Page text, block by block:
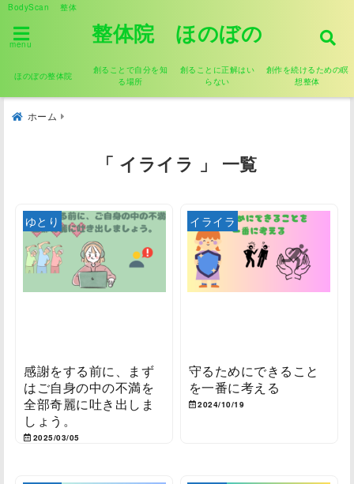
BodyScan 整体
menu 整体院 ほのぼの
ほのぼの整体院
創ることで自分を知
る場所
創ることに正解はい
らない
創作を続けるための瞑
想整体
ホーム
「 イライラ 」 一覧
ゆとり
感謝をする前に、まず
はご自身の中の不満を
全部奇麗に吐き出しま
しょう。
2025/03/05
イライラ
守るためにできること
を一番に考える
2024/10/19